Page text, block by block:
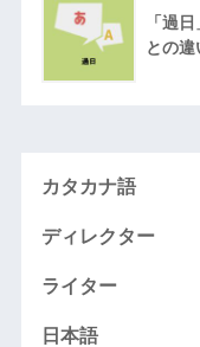
「過
との
カタカナ語
ディレクター
ライター
日本語